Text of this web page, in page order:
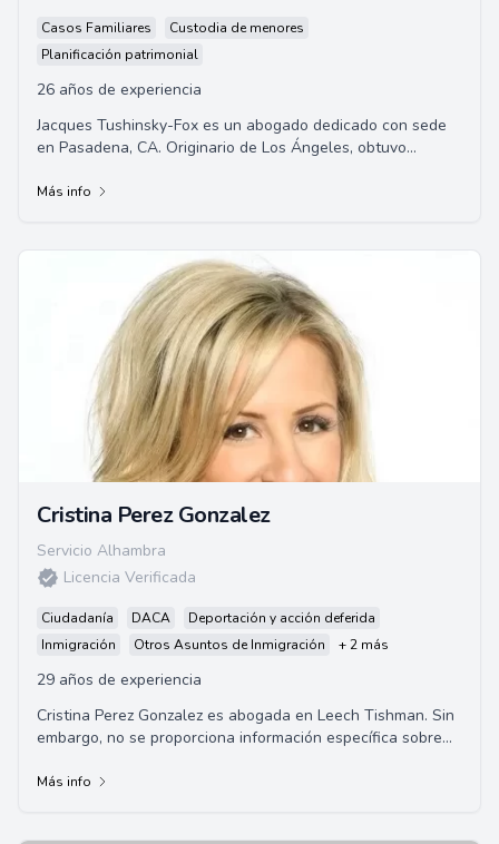
Casos Familiares
Custodia de menores
Planificación patrimonial
26 años de experiencia
Jacques Tushinsky-Fox es un abogado dedicado con sede
en Pasadena, CA. Originario de Los Ángeles, obtuvo
Más info
Cristina Perez Gonzalez
Servicio Alhambra
Licencia Verificada
Ciudadanía DACA
Deportación y acción deferida
Inmigración
Otros Asuntos de Inmigración + 2 más
29 años de experiencia
Cristina Perez Gonzalez es abogada en Leech Tishman. Sin
embargo, no se proporciona información específica sobre
Más info